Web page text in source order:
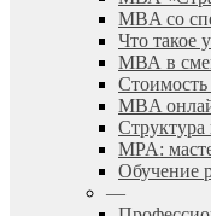
MBA со
Что такое
МВА в
MBA
MPA:
Обучение
—